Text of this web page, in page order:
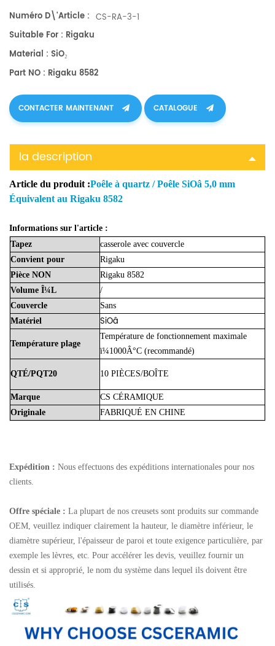
Numéro D\'article : CS-RA-3-1
Suitable For : Rigaku
Material : SiO₂
Part NO : Rigaku 8582
CONTACTER MAINTENANT CATALOGUE
la description
Article du produit :Poêle à quartz / Poêle SiOâ 5,0 mm
Équivalent au Rigaku 8582
Informations sur l'article :
Tapez
casserole avec couvercle
Convient pour
Rigaku
Pièce NON
Rigaku 8582
Volume Î¼L
/
Couvercle
Sans
Matériel
SiOâ
Température plage
Température de fonctionnement maximale
ï¼1000Â°C (recommandé)
QTÉ/PQT20 10 PIÈCES/BOÎTE
Marque CS CÉRAMIQUE
Originale
FABRIQUÉ EN CHINE
Expédition : Nous effectuons des expéditions internationales pour nos
clients.
Offre spéciale : La plupart de nos creusets sont produits sur commande
OEM, veuillez indiquer clairement la hauteur, le diamètre inférieur, le
diamètre supérieur, l'épaisseur de paroi et toute exigence particulière, par
exemple les lèvres, etc. Pour accélérer les devis, veuillez fournir un
dessin et si approprié, le nom du système dans lequel ils doivent être
utilisés.